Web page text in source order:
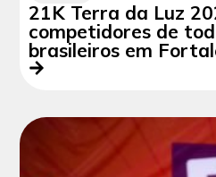
21K Terra da Luz
competidores de
brasileiros em